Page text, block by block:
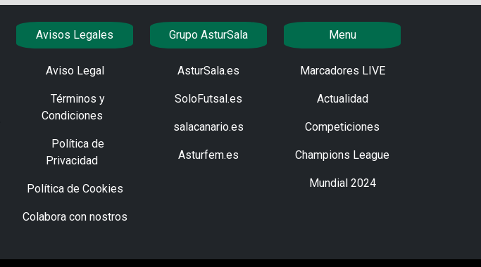
Avisos Legales
Aviso Legal
Términos y
Condiciones
Política de
Privacidad
Política de Cookies
Colabora con nostros
Grupo AsturSala
AsturSala.es
SoloFutsal.es
salacanario.es
Asturfem.es
Menu
Marcadores LIVE
Actualidad
Competiciones
Champions League
Mundial 2024